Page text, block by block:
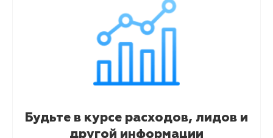
Будьте в курсе расходов, лидов и
другой информации